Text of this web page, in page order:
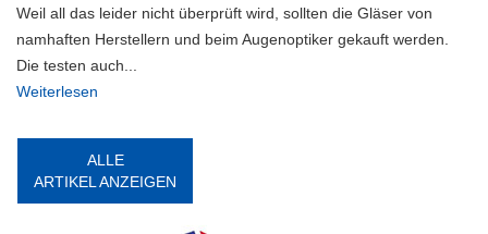
Weil all das leider nicht überprüft wird, sollten die Gläser von
namhaften Herstellern und beim Augenoptiker gekauft werden.
Die testen auch...
Weiterlesen
ALLE
ARTIKEL ANZEIGEN